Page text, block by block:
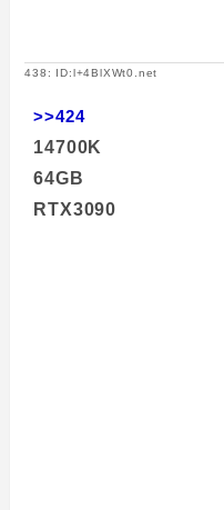
438: ID:l+4BlXWt0.net
>>424
14700K
64GB
RTX3090